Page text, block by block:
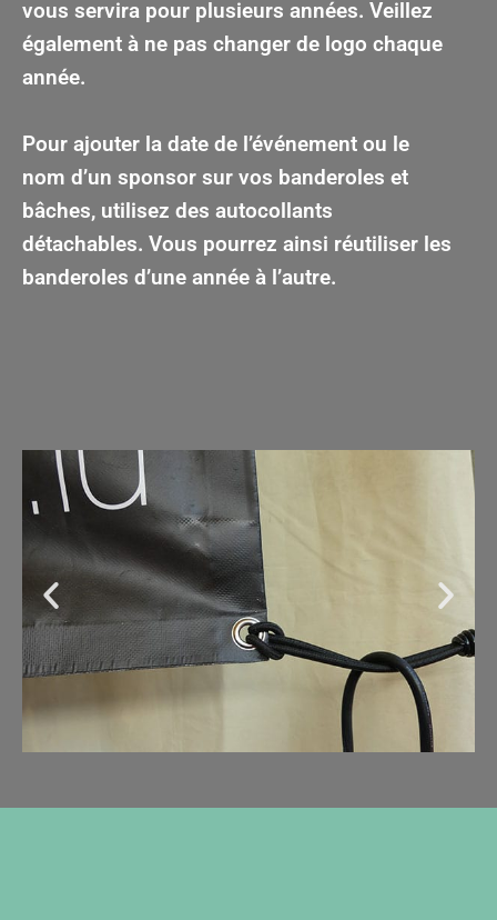
vous servira pour plusieurs années. Veillez
également à ne pas changer de logo chaque
année.
Pour ajouter la date de l’événement ou le
nom d’un sponsor sur vos banderoles et
bâches, utilisez des autocollants
détachables. Vous pourrez ainsi réutiliser les
banderoles d’une année à l’autre.